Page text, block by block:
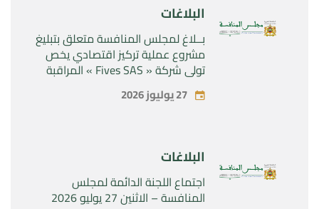
البلاغات
بــلاغ لمجلس المنافسة متعلق بتبليغ
مشروع عملية تركيز اقتصادي يخص
تولي شركة « Fives SAS » المراقبة
SAS »27 يوليوز 2026
البلاغات
اجتماع اللجنة الدائمة لمجلس
المنافسة – الاثنين 27 يوليو 2026